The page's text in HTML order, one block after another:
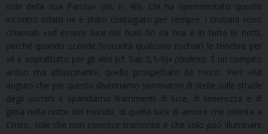
sole della sua Parola» (ivi, n. 40). Chi ha sperimentato questo
incontro infatti ne è stato contagiato per sempre. I cristiani sono
chiamati «ad essere luce nel buio fin da ora e in tutte le notti,
perché quando scende l’oscurità qualcuno rischiari le tenebre per
sé e soprattutto per gli altri (cf. Sap 3,1-9)» (ibidem).
È un compito
arduo ma affascinante, quello prospettato da mons. Peri: «Mi
auguro che per questo diventiamo seminatori di stelle sulle strade
degli uomini e spandiamo frammenti di luce, di tenerezza e di
gioia nella notte del mondo, di quella luce di amore che orienta a
Cristo, sole che non conosce tramonto e che solo può illuminare